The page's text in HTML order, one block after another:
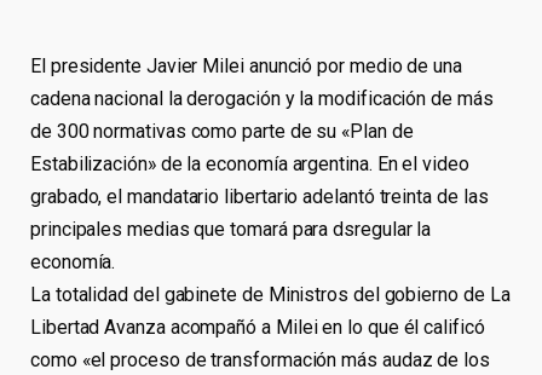
El presidente Javier Milei anunció por medio de una
cadena nacional la derogación y la modificación de más
de 300 normativas como parte de su «Plan de
Estabilización» de la economía argentina. En el video
grabado, el mandatario libertario adelantó treinta de las
principales medias que tomará para dsregular la
economía.
La totalidad del gabinete de Ministros del gobierno de La
Libertad Avanza acompañó a Milei en lo que él calificó
como «el proceso de transformación más audaz de los